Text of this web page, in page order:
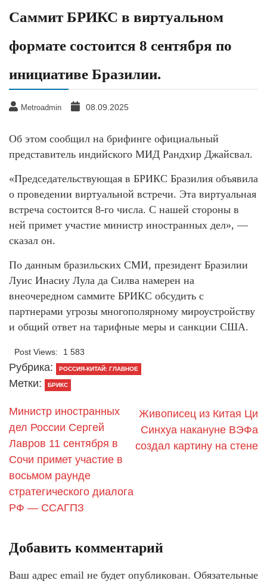
Саммит БРИКС в виртуальном
формате состоится 8 сентября по
инициативе Бразилии.
Metroadmin 08.09.2025
Об этом сообщил на брифинге официальный
представитель индийского МИД Рандхир Джайсвал.
«Председательствующая в БРИКС Бразилия объявила
о проведении виртуальной встречи. Эта виртуальная
встреча состоится 8-го числа. С нашей стороны в
ней примет участие министр иностранных дел», —
сказал он.
По данным бразильских СМИ, президент Бразилии
Луис Инасиу Лула да Силва намерен на
внеочередном саммите БРИКС обсудить с
партнерами угрозы многополярному мироустройству
и общий ответ на тарифные меры и санкции США.
Post Views: 1 583
Рубрика: РОССИЯ-КИТАЙ: ГЛАВНОЕ
Метки: БРИКС
Министр иностранных
дел России Сергей
Лавров 11 сентября в
Сочи примет участие в
восьмом раунде
стратегического диалога
РФ — ССАГПЗ
Живописец из Китая Ци
Синхуа накануне ВЭФа
создал картину на стене
Добавить комментарий
Ваш адрес email не будет опубликован. Обязательные